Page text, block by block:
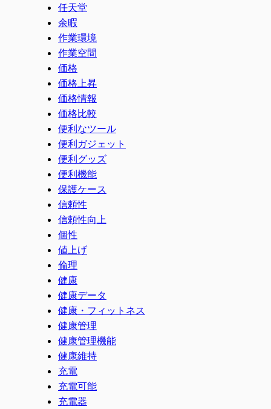
任天堂
余暇
作業環境
作業空間
価格
価格上昇
価格情報
価格比較
便利なツール
便利ガジェット
便利グッズ
便利機能
保護ケース
信頼性
信頼性向上
個性
値上げ
倫理
健康
健康データ
健康・フィットネス
健康管理
健康管理機能
健康維持
充電
充電可能
充電器